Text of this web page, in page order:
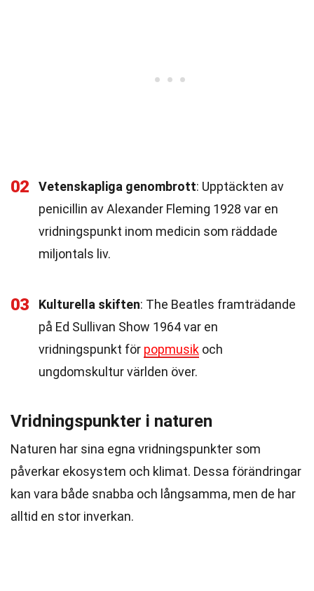
02 Vetenskapliga genombrott: Upptäckten av
penicillin av Alexander Fleming 1928 var en
vridningspunkt inom medicin som räddade
miljontals liv.
03 Kulturella skiften: The Beatles framträdande
på Ed Sullivan Show 1964 var en
vridningspunkt för popmusik och
ungdomskultur världen över.
Vridningspunkter i naturen
Naturen har sina egna vridningspunkter som
påverkar ekosystem och klimat. Dessa förändringar
kan vara både snabba och långsamma, men de har
alltid en stor inverkan.